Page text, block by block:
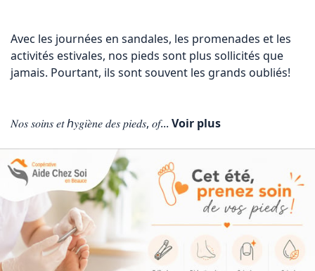
Avec les journées en sandales, les promenades et les
activités estivales, nos pieds sont plus sollicités que
jamais. Pourtant, ils sont souvent les grands oubliés!
𝑁𝑜𝑠 𝑠𝑜𝑖𝑛𝑠 𝑒𝑡 𝘩𝑦𝑔𝑖𝑒̀𝑛𝑒 𝑑𝑒𝑠 𝑝𝑖𝑒𝑑𝑠, 𝑜𝑓... Voir plus